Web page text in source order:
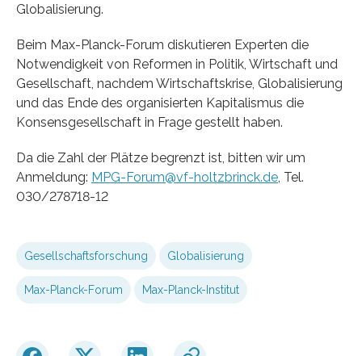
Globalisierung.
Beim Max-Planck-Forum diskutieren Experten die
Notwendigkeit von Reformen in Politik, Wirtschaft und
Gesellschaft, nachdem Wirtschaftskrise, Globalisierung
und das Ende des organisierten Kapitalismus die
Konsensgesellschaft in Frage gestellt haben.
Da die Zahl der Plätze begrenzt ist, bitten wir um
Anmeldung: MPG-Forum@vf-holtzbrinck.de , Tel.
030/278718-12
Gesellschaftsforschung Globalisierung
Max-Planck-Forum Max-Planck-Institut